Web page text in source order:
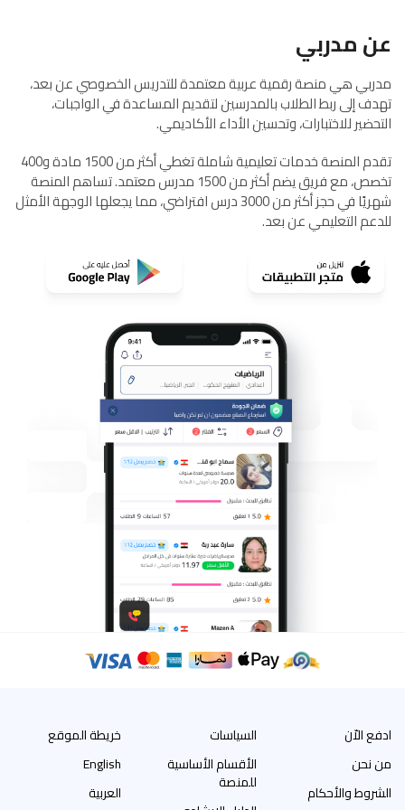
عن مدربي
مدربي هي منصة رقمية عربية معتمدة للتدريس الخصوصي عن بعد،
تهدف إلى ربط الطلاب بالمدرسين لتقديم المساعدة في الواجبات،
التحضير للاختبارات، وتحسين الأداء الأكاديمي.
تقدم المنصة خدمات تعليمية شاملة تغطي أكثر من 1500 مادة و400
تخصص، مع فريق يضم أكثر من 1500 مدرس معتمد. تساهم المنصة
شهريًا في حجز أكثر من 3000 درس افتراضي، مما يجعلها الوجهة الأمثل
للدعم التعليمي عن بعد.
ادفع الاّن
من نحن
الشروط والأحكام
السياسات
الأقسام الأساسية
للمنصة
خريطة الموقع
English
العربية